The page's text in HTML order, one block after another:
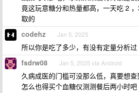
竟这玩意糖分和热量都高，一天吃 2
取的
codehz Jan 5, 2025
所以你是吃了多少，有没有定量分析过
fsdrw08 Jan 5, 2025 via Android
久病成医的门槛可没那么低，真要想查
怎么也得买个血糖仪测测餐后两小时吧